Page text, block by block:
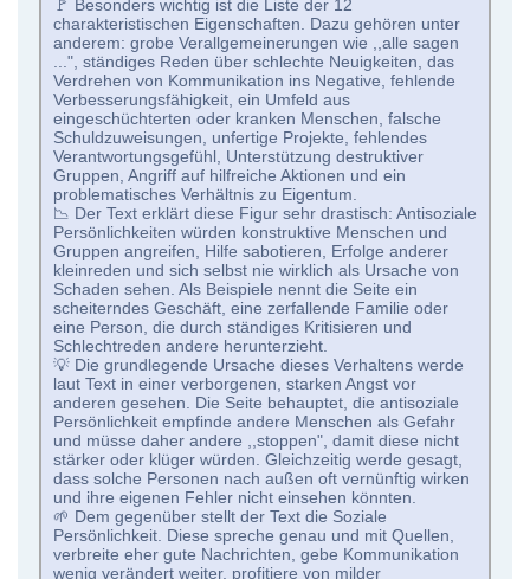
🚩 Besonders wichtig ist die Liste der 12
charakteristischen Eigenschaften. Dazu gehören unter
anderem: grobe Verallgemeinerungen wie ,,alle sagen
...", ständiges Reden über schlechte Neuigkeiten, das
Verdrehen von Kommunikation ins Negative, fehlende
Verbesserungsfähigkeit, ein Umfeld aus
eingeschüchterten oder kranken Menschen, falsche
Schuldzuweisungen, unfertige Projekte, fehlendes
Verantwortungsgefühl, Unterstützung destruktiver
Gruppen, Angriff auf hilfreiche Aktionen und ein
problematisches Verhältnis zu Eigentum.
📉 Der Text erklärt diese Figur sehr drastisch: Antisoziale
Persönlichkeiten würden konstruktive Menschen und
Gruppen angreifen, Hilfe sabotieren, Erfolge anderer
kleinreden und sich selbst nie wirklich als Ursache von
Schaden sehen. Als Beispiele nennt die Seite ein
scheiterndes Geschäft, eine zerfallende Familie oder
eine Person, die durch ständiges Kritisieren und
Schlechtreden andere herunterzieht.
💡 Die grundlegende Ursache dieses Verhaltens werde
laut Text in einer verborgenen, starken Angst vor
anderen gesehen. Die Seite behauptet, die antisoziale
Persönlichkeit empfinde andere Menschen als Gefahr
und müsse daher andere ,,stoppen", damit diese nicht
stärker oder klüger würden. Gleichzeitig werde gesagt,
dass solche Personen nach außen oft vernünftig wirken
und ihre eigenen Fehler nicht einsehen könnten.
🌱 Dem gegenüber stellt der Text die Soziale
Persönlichkeit. Diese spreche genau und mit Quellen,
verbreite eher gute Nachrichten, gebe Kommunikation
wenig verändert weiter, profitiere von milder